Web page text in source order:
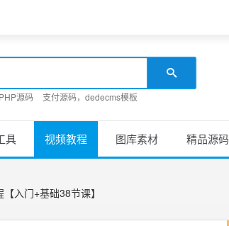
PHP源码 支付源码，dedecms模板
具 视频教程 图库素材 精品源码
入门+基础38节课】